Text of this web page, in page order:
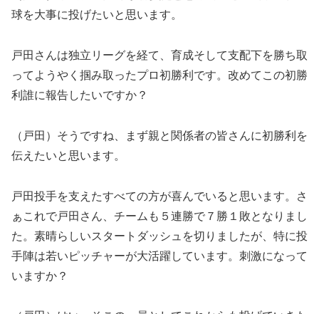
球を大事に投げたいと思います。
戸田さんは独立リーグを経て、育成そして支配下を勝ち取
ってようやく掴み取ったプロ初勝利です。改めてこの初勝
利誰に報告したいですか？
（戸田）そうですね、まず親と関係者の皆さんに初勝利を
伝えたいと思います。
戸田投手を支えたすべての方が喜んでいると思います。さ
ぁこれで戸田さん、チームも５連勝で７勝１敗となりまし
た。素晴らしいスタートダッシュを切りましたが、特に投
手陣は若いピッチャーが大活躍しています。刺激になって
いますか？